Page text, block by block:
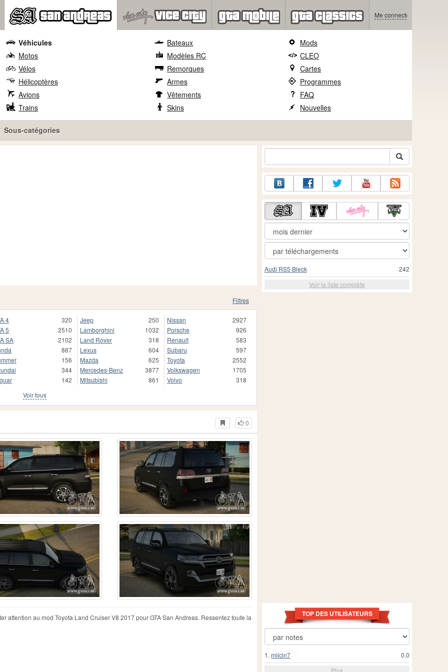
Me connecter
Véhicules
Motos
Vélos
Hélicoptères
Avions
Trains
Bateaux
Modèles RC
Remorques
Armes
Vêtements
Skins
Mods
CLEO
Cartes
Programmes
FAQ
Nouvelles
Sous-catégories
Filtres
4
320
5
2510
SA
2102
887
156
344
142
Jeep
250
Lamborghini
1032
Land Rover
318
Lexus
604
Mazda
625
Mercedes-Benz
3877
Mitsubishi
861
Nissan
2927
Porsche
926
Renault
583
Subaru
597
Toyota
2552
Volkswagen
1705
Volvo
318
Voir tous
0
attention au mod Toyota Land Cruiser V8 2017 pour GTA San Andreas. Ressentez toute la
242
Audi RS5 Bleck
Voir la liste complète
TOP DES UTILISATEURS
0.0
1. milcin7
Plus